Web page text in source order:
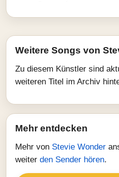
Weitere Songs von
Zu diesem Künstler sind
weiteren Titel im Archiv
Mehr entdecken
Mehr von Stevie Wonder
weiter den Sender hören.